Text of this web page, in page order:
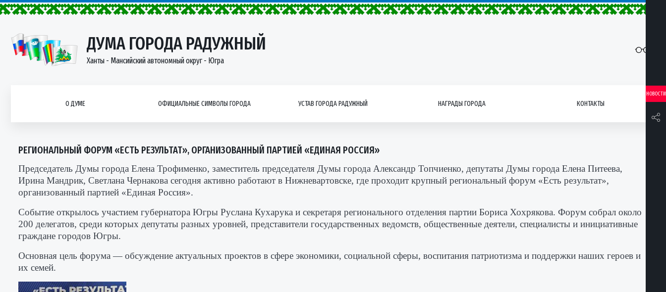
ДУМА ГОРОДА РАДУЖНЫЙ
Ханты - Мансийский автономный округ - Югра
О ДУМЕ ОФИЦИАЛЬНЫЕ СИМВОЛЫ ГОРОДА УСТАВ ГОРОДА РАДУЖНЫЙ НАГРАДЫ ГОРОДА КОНТАКТЫ
НОВОСТИ
РЕГИОНАЛЬНЫЙ ФОРУМ «ЕСТЬ РЕЗУЛЬТАТ», ОРГАНИЗОВАННЫЙ ПАРТИЕЙ «ЕДИНАЯ РОССИЯ»
Председатель Думы города Елена Трофименко, заместитель председателя Думы города Александр Топчиенко, депутаты Думы города Елена Питеева,
Ирина Мандрик, Светлана Чернакова сегодня активно работают в Нижневартовске, где проходит крупный региональный форум «Есть результат»,
организованный партией «Единая Россия».
Событие открылось участием губернатора Югры Руслана Кухарука и секретаря регионального отделения партии Бориса Хохрякова. Форум собрал около
200 делегатов, среди которых депутаты разных уровней, представители государственных ведомств, общественные деятели, специалисты и инициативные
граждане городов Югры.
Основная цель форума — обсуждение актуальных проектов в сфере экономики, социальной сферы, воспитания патриотизма и поддержки наших героев и
их семей.